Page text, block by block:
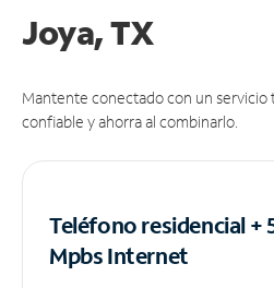
Joya, TX
Mantente conectado con un servicio
confiable y ahorra al combinarlo.
Teléfono residencial +
MpbsInternet